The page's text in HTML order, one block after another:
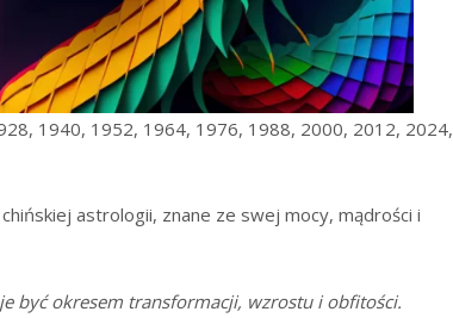
1940, 1952, 1964, 1976, 1988, 2000, 2012, 2024,
astrologii, znane ze swej mocy, mądrości i
być okresem transformacji, wzrostu i obfitości.